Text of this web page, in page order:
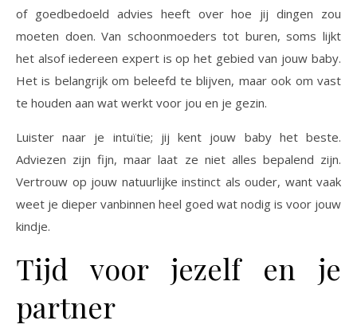
of goedbedoeld advies heeft over hoe jij dingen zou
moeten doen. Van schoonmoeders tot buren, soms lijkt
het alsof iedereen expert is op het gebied van jouw baby.
Het is belangrijk om beleefd te blijven, maar ook om vast
te houden aan wat werkt voor jou en je gezin.
Luister naar je intuïtie; jij kent jouw baby het beste.
Adviezen zijn fijn, maar laat ze niet alles bepalend zijn.
Vertrouw op jouw natuurlijke instinct als ouder, want vaak
weet je dieper vanbinnen heel goed wat nodig is voor jouw
kindje.
Tijd voor jezelf en je
partner